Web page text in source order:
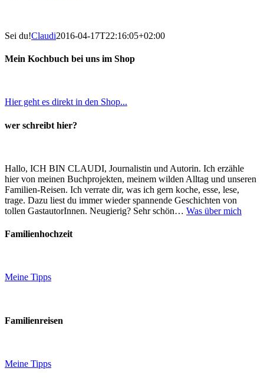
Sei du!Claudi2016-04-17T22:16:05+02:00
Mein Kochbuch bei uns im Shop
Hier geht es direkt in den Shop...
wer schreibt hier?
Hallo, ICH BIN CLAUDI, Journalistin und Autorin. Ich erzähle
hier von meinen Buchprojekten, meinem wilden Alltag und unseren
Familien-Reisen. Ich verrate dir, was ich gern koche, esse, lese,
trage. Dazu liest du immer wieder spannende Geschichten von
tollen GastautorInnen. Neugierig? Sehr schön… Was über mich
Familienhochzeit
Meine Tipps
Familienreisen
Meine Tipps